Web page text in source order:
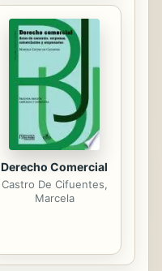
Derecho Comercial
Castro De Cifuentes,
Marcela